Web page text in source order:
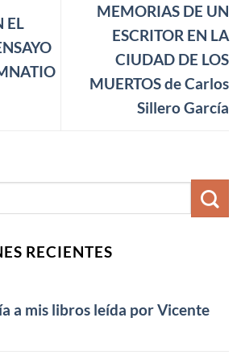
EL
MEMORIAS DE UN
ESCRITOR EN LA
CIUDAD DE LOS
MUERTOS de Carlos
Sillero García
RECIENTES
a mis libros leída por Vicente